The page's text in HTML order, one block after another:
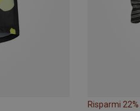
Risparmi 22%